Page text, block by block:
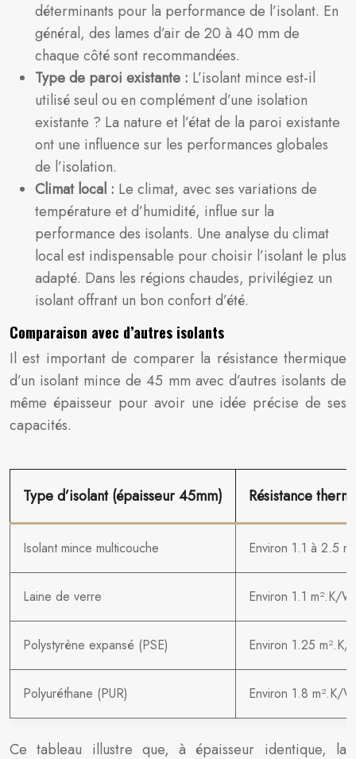
déterminants pour la performance de l’isolant. En
général, des lames d’air de 20 à 40 mm de
chaque côté sont recommandées.
Type de paroi existante : L’isolant mince est-il
utilisé seul ou en complément d’une isolation
existante ? La nature et l’état de la paroi existante
ont une influence sur les performances globales
de l’isolation.
Climat local : Le climat, avec ses variations de
température et d’humidité, influe sur la
performance des isolants. Une analyse du climat
local est indispensable pour choisir l’isolant le plus
adapté. Dans les régions chaudes, privilégiez un
isolant offrant un bon confort d’été.
Comparaison avec d’autres isolants
Il est important de comparer la résistance thermique
d’un isolant mince de 45 mm avec d’autres isolants de
même épaisseur pour avoir une idée précise de ses
capacités.
Type d’isolant (épaisseur 45mm) Résistance
Isolant mince multicouche Environ 1.1 à 2.5
Laine de verre Environ 1.1 m².K/W
Polystyrène expansé (PSE) Environ 1.25 m².K/
Polyuréthane (PUR) Environ 1.8 m².K/W
Ce tableau illustre que, à épaisseur identique, la